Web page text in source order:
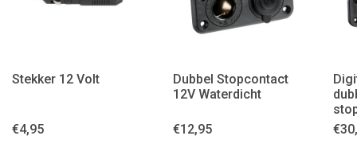
Stekker 12 Volt
€4,95
Dubbel Stopcontact
12V Waterdicht
€12,95
€